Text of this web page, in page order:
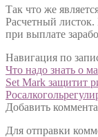
Так что же
Расчетный листок.
при выплате
Навигация по
Что надо знать о
Set Mark защитит
Добавить
Для отправки